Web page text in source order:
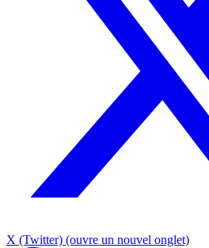
X (Twitter) (ouvre un nouvel onglet)